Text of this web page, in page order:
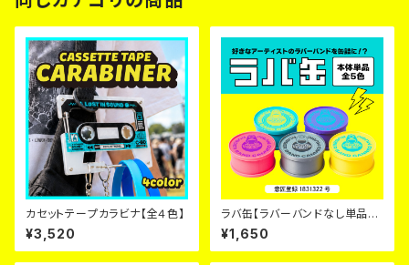
カセットテープカラビナ【全４色】
¥3,520
ラバ缶【ラバーバンドなし単品／
全５色】
¥1,650